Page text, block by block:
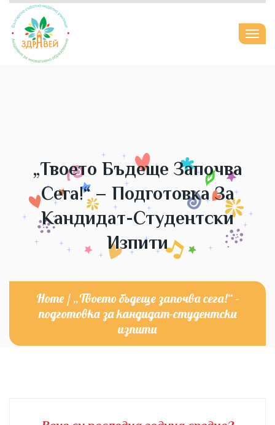
„Твоето Бъдеще Започва
Сега!“ – Подготовка За
Кандидат-Студентски
Изпити
Home / „Твоето бъдеще започва сега!“ –
подготовка за кандидат-студентски
изпити